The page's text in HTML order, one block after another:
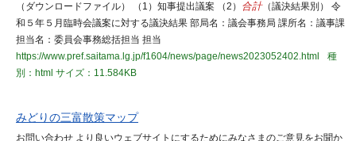
（ダウンロードファイル） （1）知事提出議案 （2） 合計（議決結果別） 令
和５年５月臨時会議案に対する議決結果 部局名：議会事務局 課所名：議事課
担当名：委員会事務総括担当 担当
https://www.pref.saitama.lg.jp/f1604/news/page/news2023052402.html
種
別：html サイズ：11.584KB
みどりの三富散策マップ
お問い合わせ より良いウェブサイトにするためにみなさまのご意見をお聞か